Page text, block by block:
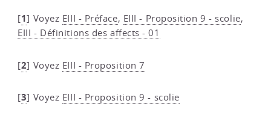
[1] Voyez EIII - Préface, EIII - Proposition 9 - scolie,
EIII - Définitions des affects - 01
[2] Voyez EIII - Proposition 7
[3] Voyez EIII - Proposition 9 - scolie